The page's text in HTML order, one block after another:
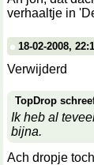
verhaaltje in
18-02-2008,
Verwijderd
TopDrop
Ik heb al
bijna.
Ach dropje